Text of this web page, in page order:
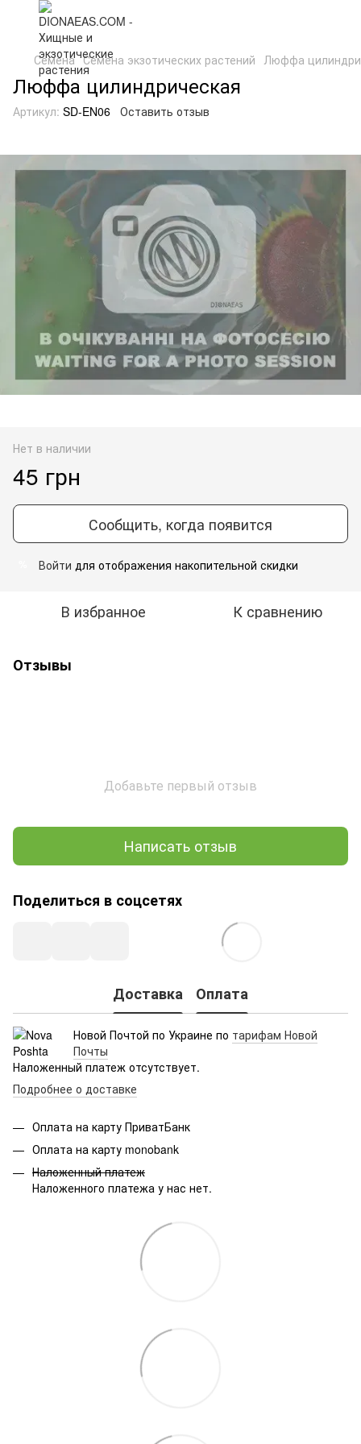
Семена Семена экзотических растений Люффа
Люффа цилиндрическая
Артикул: SD-EN06 Оставить отзыв
Нет в наличии
45 грн
Сообщить, когда появится
Войти для отображения накопительной скидки
В избранное К сравнению
Отзывы
Добавьте первый отзыв
Написать отзыв
Поделиться в соцсетях
Доставка Оплата
Новой Почтой по Украине по тарифам Новой
Почты
Наложенный платеж отсутствует.
Подробнее о доставке
Оплата на карту ПриватБанк
Оплата на карту monobank
Наложенный платеж
Наложенного платежа у нас нет.